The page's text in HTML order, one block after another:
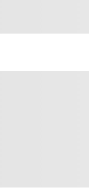
a Rafael Fonteles